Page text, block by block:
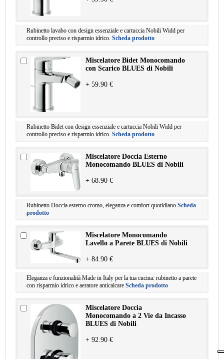
Rubinetto lavabo con design essenziale e cartuccia Nobili Widd per
controllo preciso e risparmio idrico. Scheda prodotto
Miscelatore Bidet Monocomando
con Scarico BLUES di Nobili
+ 59.90 €
Rubinetto Bidet con design essenziale e cartuccia Nobili Widd per
controllo preciso e risparmio idrico. Scheda prodotto
Miscelatore Doccia Esterno
Monocomando BLUES di Nobili
+ 68.90 €
Rubinetto Doccia esterno cromo, eleganza e comfort quotidiano Scheda
prodotto
Miscelatore Monocomando
Lavello a Parete BLUES di Nobili
+ 84.90 €
Eleganza e funzionalità Made in Italy per la tua cucina: rubinetto a parete
con risparmio idrico e aeratore anticalcare Scheda prodotto
Miscelatore Doccia
Monocomando a 2 Vie da Incasso
BLUES di Nobili
+ 92.90 €